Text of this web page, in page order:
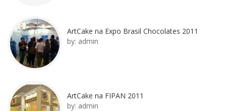
ArtCake na Expo Brasil Chocolates 2011
by: admin
ArtCake na FIPAN 2011
by: admin